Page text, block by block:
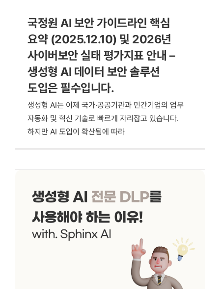
국정원 AI 보안 가이드라인 핵심
요약 (2025.12.10) 및 2026년
사이버보안 실태 평가지표 안내 –
생성형 AI 데이터 보안 솔루션
도입은 필수입니다.
생성형 AI는 이제 국가·공공기관과 민간기업의 업무
자동화 및 혁신 기술로 빠르게 자리잡고 있습니다. ​
하지만 AI 도입이 확산됨에 따라